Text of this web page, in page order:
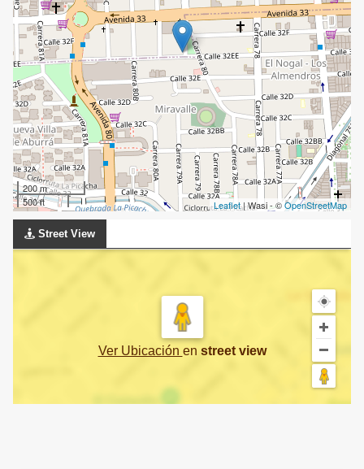
200 m
500 ft
Leaflet| Wasi - ©OpenStreetMap
Street View
Ver Ubicación en street view